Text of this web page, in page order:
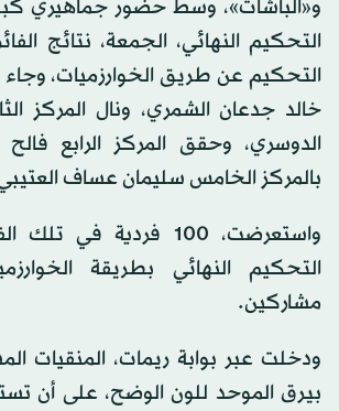
و«الباشات»، وسط حضور جماهيري
التحكيم النهائي، الجمعة، نتائج
التحكيم عن طريق الخوارزميات، وجاء
خالد جدعان الشمري، ونال المركز
الدوسري، وحقق المركز الرابع
بالمركز الخامس سليمان عساف
واستعرضت، 100 فردية
مشاركين.
ودخلت عبر بوابة ريمات، المنقيات
بيرق الموحد للون الوضح، على أن